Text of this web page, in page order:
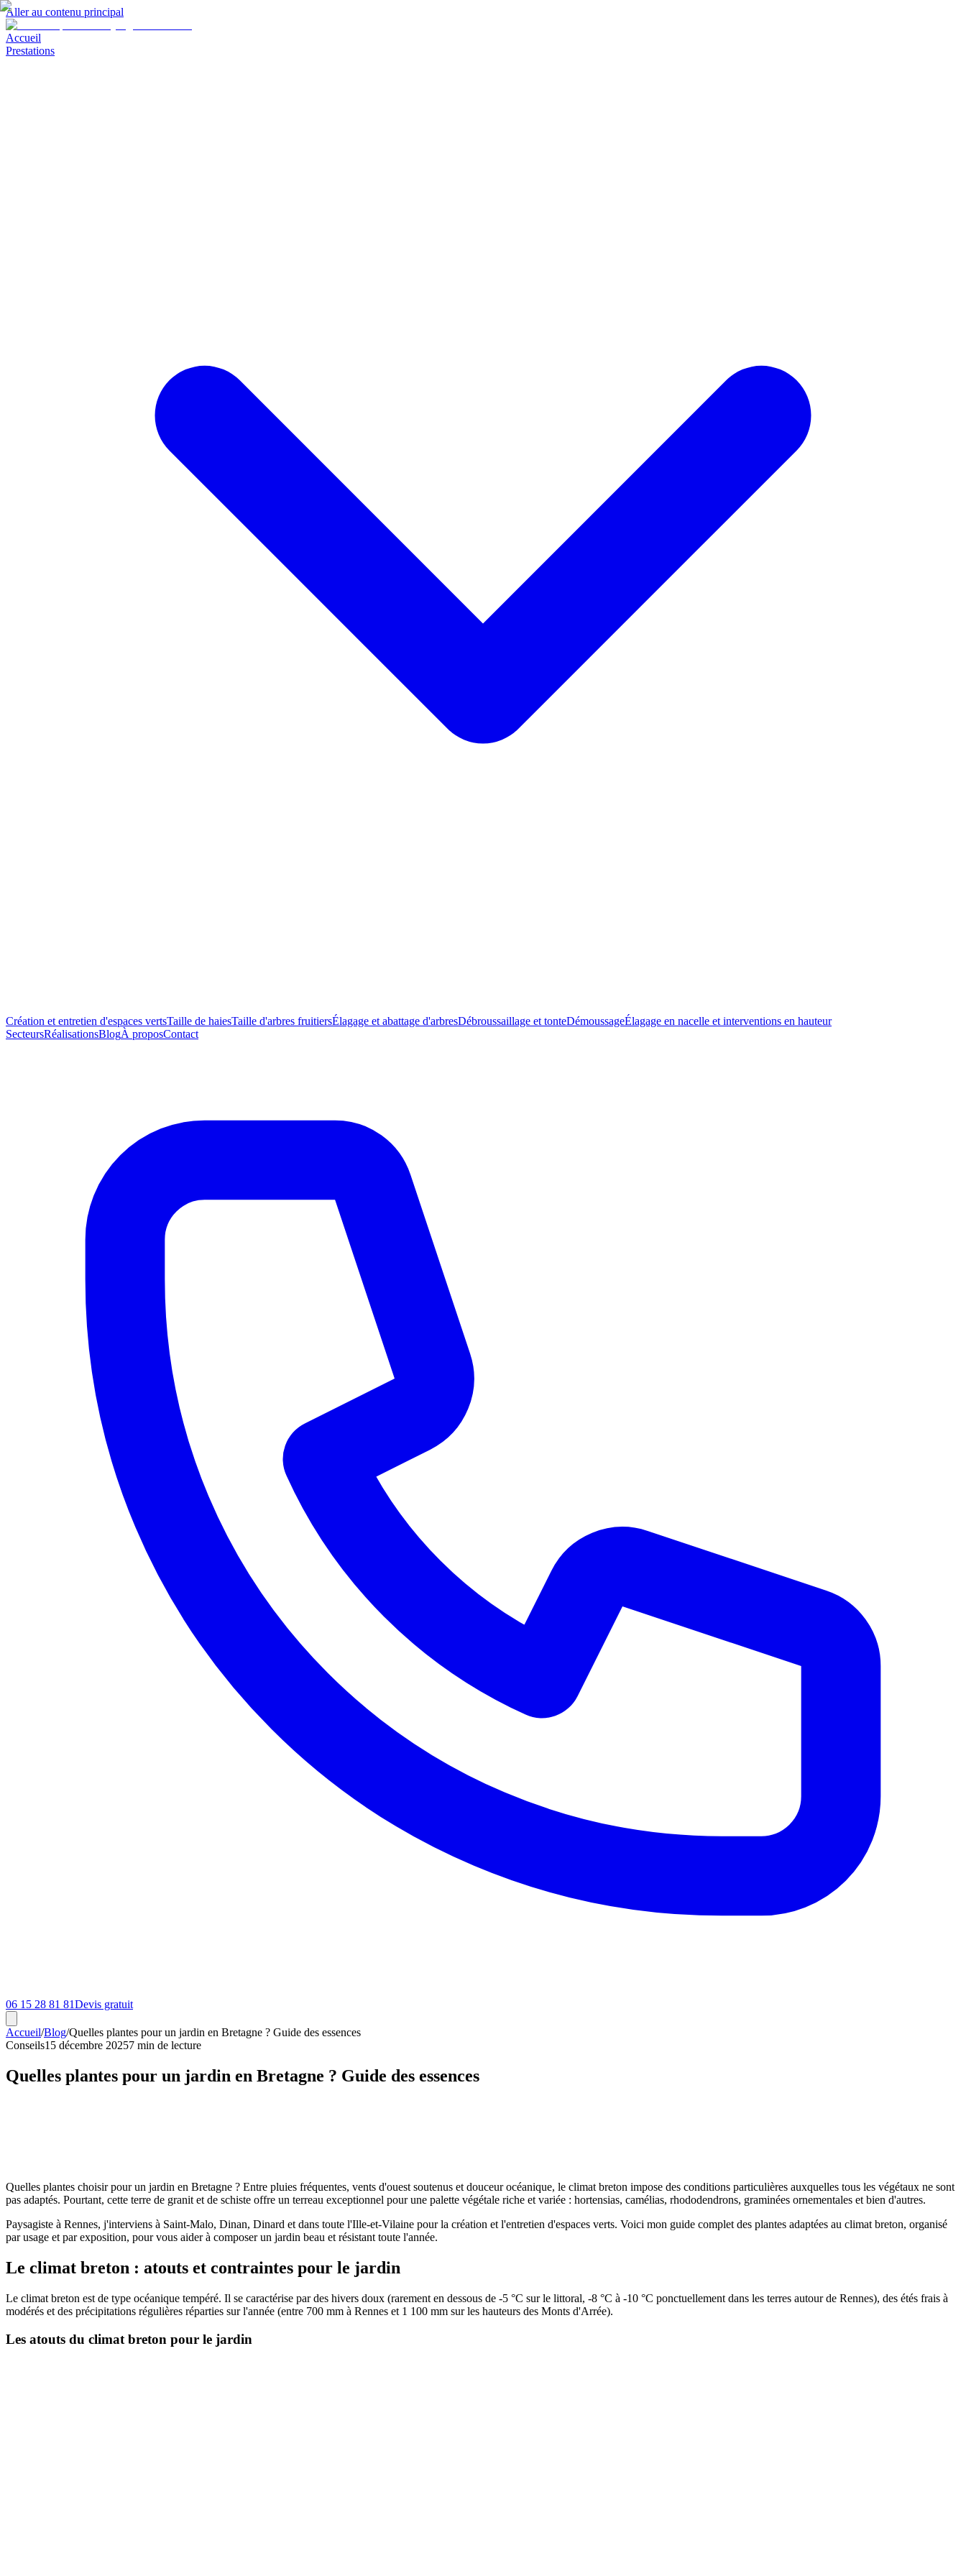
Aller au contenu principal
Accueil
Prestations
Création et entretien d'espaces vertsTaille de haiesTaille d'arbres fruitiersÉlagage et abattage d'arbresDébroussaillage et tonteDémoussageÉlagage en nacelle et interventions en hauteur
SecteursRéalisationsBlogÀ proposContact
06 15 28 81 81Devis gratuit
Accueil/Blog/Quelles plantes pour un jardin en Bretagne ? Guide des essences
Conseils15 décembre 20257 min de lecture
Quelles plantes pour un jardin en Bretagne ? Guide des essences
Quelles plantes choisir pour un jardin en Bretagne ? Entre pluies fréquentes, vents d'ouest soutenus et douceur océanique, le climat breton impose des conditions particulières auxquelles tous les végétaux ne sont
pas adaptés. Pourtant, cette terre de granit et de schiste offre un terreau exceptionnel pour une palette végétale riche et variée : hortensias, camélias, rhododendrons, graminées ornementales et bien d'autres.
Paysagiste à Rennes, j'interviens à Saint-Malo, Dinan, Dinard et dans toute l'Ille-et-Vilaine pour la création et l'entretien d'espaces verts. Voici mon guide complet des plantes adaptées au climat breton, organisé
par usage et par exposition, pour vous aider à composer un jardin beau et résistant toute l'année.
Le climat breton : atouts et contraintes pour le jardin
Le climat breton est de type océanique tempéré. Il se caractérise par des hivers doux (rarement en dessous de -5 °C sur le littoral, -8 °C à -10 °C ponctuellement dans les terres autour de Rennes), des étés frais à
modérés et des précipitations régulières réparties sur l'année (entre 700 mm à Rennes et 1 100 mm sur les hauteurs des Monts d'Arrée).
Les atouts du climat breton pour le jardin